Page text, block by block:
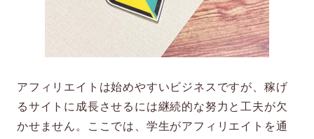
アフィリエイトは始めやすいビジネスですが、稼げ
るサイトに成長させるには継続的な努力と工夫が欠
かせません。ここでは、学生がアフィリエイトを通